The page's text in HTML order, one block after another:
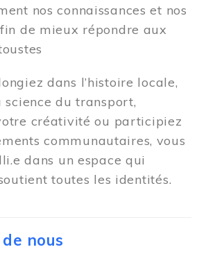
nos connaissances et nos
de mieux répondre aux
dans l’histoire locale,
du transport,
créativité ou participiez
communautaires, vous
dans un espace qui
toutes les identités.
nous